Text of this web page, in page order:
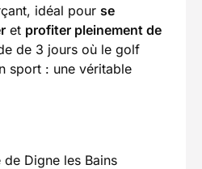
idéal pour se
et profiter pleinement de
de 3 jours où le golf
sport : une véritable
Digne les Bains